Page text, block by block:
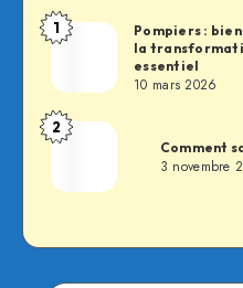
Fabien
1
Pompiers :
la
essentiel
10 mars 2026
Fabien
2
Comment
3 novembre